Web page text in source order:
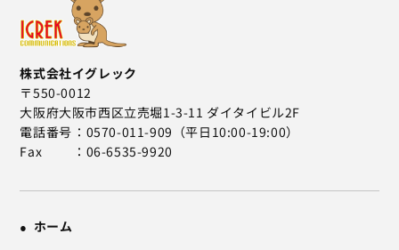
株式会社イグレック
〒550-0012
大阪府大阪市西区立売堀1-3-11 ダイタイビル2F
電話番号
0570-011-909（平日10:00-19:00）
Fax
06-6535-9920
ホーム